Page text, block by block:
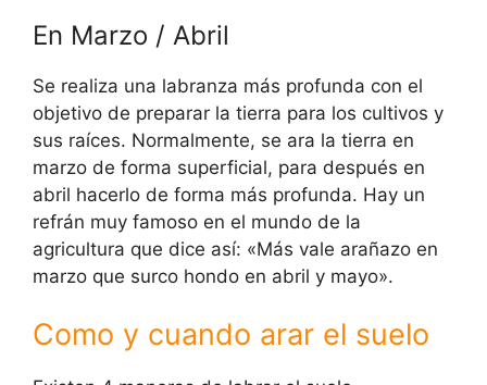
En Marzo / Abril
Se realiza una labranza más profunda con el
objetivo de preparar la tierra para los cultivos y
sus raíces. Normalmente, se ara la tierra en
marzo de forma superficial, para después en
abril hacerlo de forma más profunda. Hay un
refrán muy famoso en el mundo de la
agricultura que dice así: «Más vale arañazo en
marzo que surco hondo en abril y mayo».
Como y cuando arar el suelo